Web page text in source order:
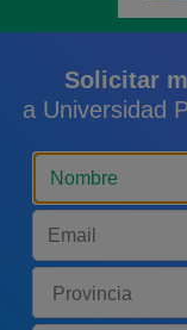
Solicitar
a Universidad